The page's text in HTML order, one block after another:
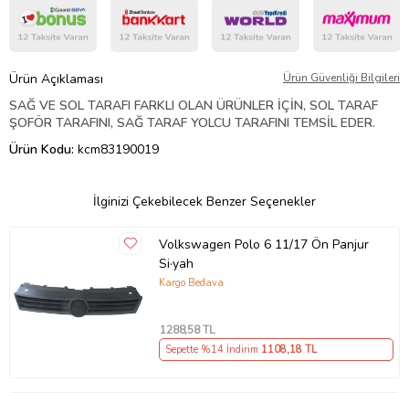
Ürün Açıklaması Ürün Güvenliği Bilgileri
SAĞ VE SOL TARAFI FARKLI OLAN ÜRÜNLER İÇİN, SOL TARAF
ŞOFÖR TARAFINI, SAĞ TARAF YOLCU TARAFINI TEMSİL EDER.
Ürün Kodu: kcm83190019
İlginizi Çekebilecek Benzer Seçenekler
Volkswagen Polo 6 11/17 Ön Panjur
Si·yah
Kargo Bedava
1288,58 TL
Sepette %14 İndirim 1108,18 TL